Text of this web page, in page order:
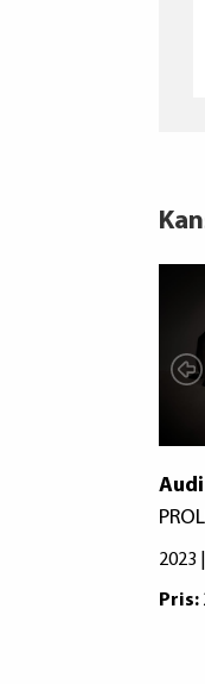
2023
Pris: